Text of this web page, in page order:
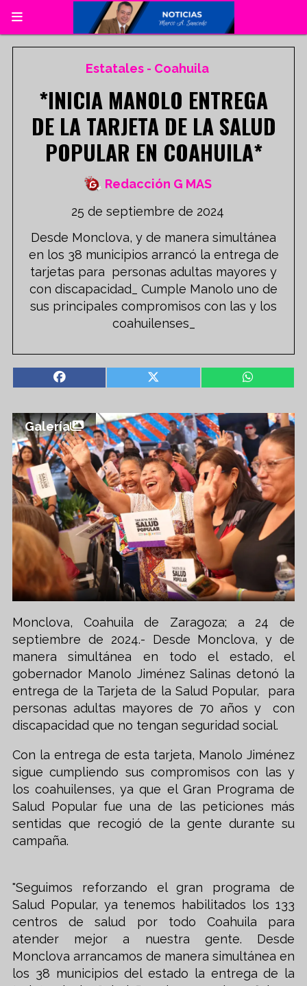
*INICIA MANOLO ENTREGA
DE LA TARJETA DE LA SALUD
POPULAR EN COAHUILA*
Desde Monclova, y de manera simultánea
en los 38 municipios arrancó la entrega de
tarjetas para personas adultas mayores y
con discapacidad_ Cumple Manolo uno de
sus principales compromisos con las y los
coahuilenses_
Estatales - Coahuila
25 de septiembre de 2024
Redacción G MAS
Galería
Monclova, Coahuila de Zaragoza; a 24 de
septiembre de 2024.- Desde Monclova, y de
manera simultánea en todo el estado, el
gobernador Manolo Jiménez Salinas detonó la
entrega de la Tarjeta de la Salud Popular, para
personas adultas mayores de 70 años y con
discapacidad que no tengan seguridad social.
Con la entrega de esta tarjeta, Manolo Jiménez
sigue cumpliendo sus compromisos con las y
los coahuilenses, ya que el Gran Programa de
Salud Popular fue una de las peticiones más
sentidas que recogió de la gente durante su
campaña.
"Seguimos reforzando el gran programa de
Salud Popular, ya tenemos habilitados los 133
centros de salud por todo Coahuila para
atender mejor a nuestra gente. Desde
Monclova arrancamos de manera simultánea en
los 38 municipios del estado la entrega de la